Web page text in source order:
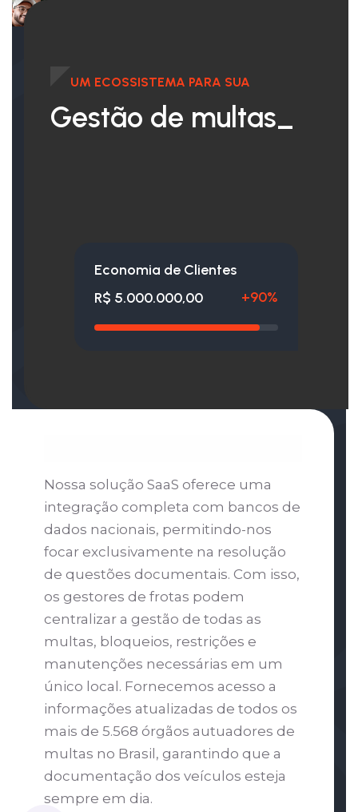
UM ECOSSISTEMA PARA SUA
Gestão de multas_
Economia de Clientes
R$ 5.000.000,00
+90%
Nossa solução SaaS oferece uma
integração completa com bancos de
dados nacionais, permitindo-nos
focar exclusivamente na resolução
de questões documentais. Com isso,
os gestores de frotas podem
centralizar a gestão de todas as
multas, bloqueios, restrições e
manutenções necessárias em um
único local. Fornecemos acesso a
informações atualizadas de todos os
mais de 5.568 órgãos autuadores de
multas no Brasil, garantindo que a
documentação dos veículos esteja
sempre em dia.